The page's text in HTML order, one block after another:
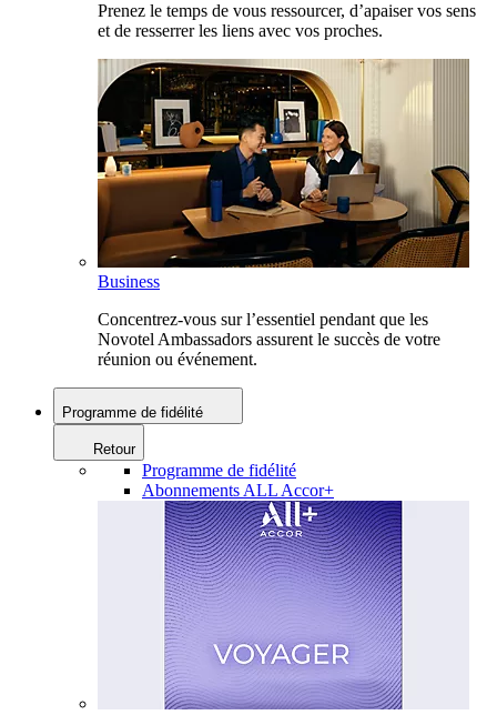
Prenez le temps de vous ressourcer, d’apaiser vos sens
et de resserrer les liens avec vos proches.
Business
Concentrez-vous sur l’essentiel pendant que les
Novotel Ambassadors assurent le succès de votre
réunion ou événement.
Programme de fidélité
Retour
Programme de fidélité
Abonnements ALL Accor+